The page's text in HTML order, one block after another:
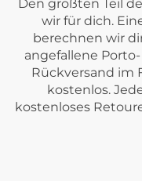
Den größten Teil
wir für dich.
berechnen wir
angefallene
Rückversand im
kostenlos.
kostenloses